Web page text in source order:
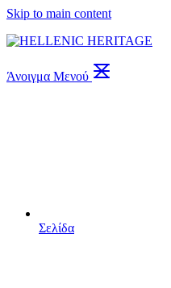
Skip to main content
Άνοιγμα Μενού
Σελίδα